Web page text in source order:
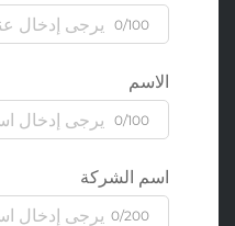
0/100
الاسم
0/100
اسم الشركة
0/200